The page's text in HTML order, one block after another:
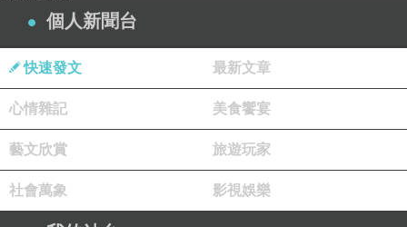
個人新聞台
快速發文 最新文章
心情雜記 美食饗宴
藝文欣賞 旅遊玩家
社會萬象 影視娛樂